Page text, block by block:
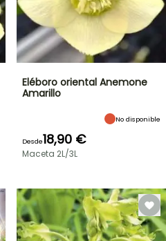
Eléboro oriental Anemone
Amarillo
No disponible
Desde18,90 €
Maceta 2L/3L